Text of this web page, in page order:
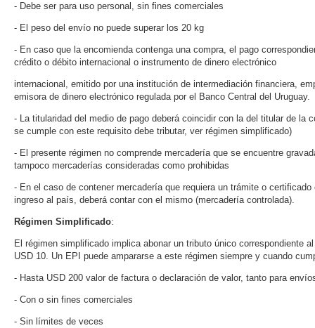
- Debe ser para uso personal, sin fines comerciales
- El peso del envío no puede superar los 20 kg
- En caso que la encomienda contenga una compra, el pago
crédito o débito internacional o instrumento de dinero electrónico
internacional, emitido por una institución de intermediación financiera,
emisora de dinero electrónico regulada por el Banco Central del Uruguay.
- La titularidad del medio de pago deberá coincidir con la del titular de la
se cumple con este requisito debe tributar, ver régimen simplificado)
- El presente régimen no comprende mercadería que se encuentre
tampoco mercaderías consideradas como prohibidas
- En el caso de contener mercadería que requiera un trámite o
ingreso al país, deberá contar con el mismo (mercadería controlada).
Régimen Simplificado:
El régimen simplificado implica abonar un tributo único correspondiente
USD 10. Un EPI puede ampararse a este régimen siempre y cuando
- Hasta USD 200 valor de factura o declaración de valor, tanto para
- Con o sin fines comerciales
- Sin límites de veces